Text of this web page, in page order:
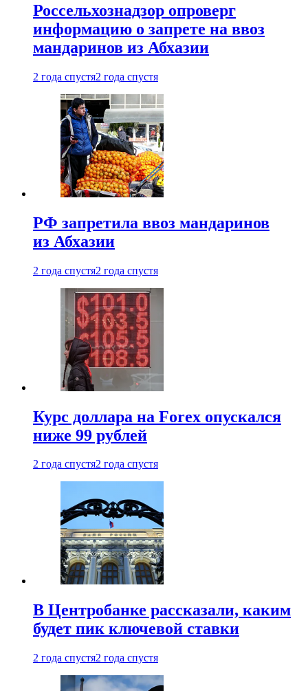
Россельхознадзор опроверг
информацию о запрете на ввоз
мандаринов из Абхазии
2 года спустя2 года спустя
РФ запретила ввоз мандаринов
из Абхазии
2 года спустя2 года спустя
Курс доллара на Forex опускался
ниже 99 рублей
2 года спустя2 года спустя
В Центробанке рассказали, каким
будет пик ключевой ставки
2 года спустя2 года спустя